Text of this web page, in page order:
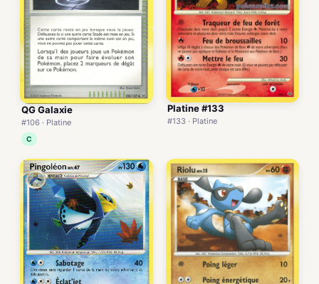
QG Galaxie
#106 · Platine
C
Platine #133
#133 · Platine